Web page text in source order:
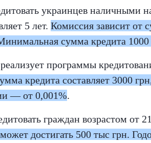
украинцев наличными
5 лет. Комиссия зависит от
сумма кредита 1000
реализует программы
кредита составляет 3000
— от 0,001%.
граждан возрастом от
достигать 500 тыс грн.